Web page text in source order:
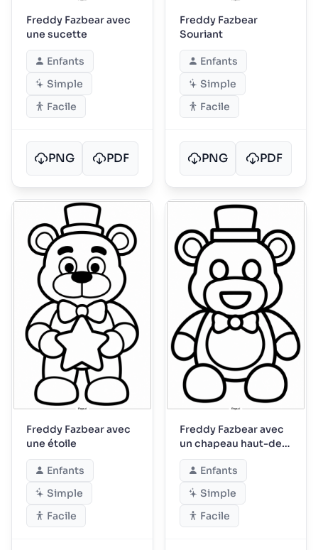
Freddy Fazbear avec
une sucette
Enfants
Simple
Facile
PNG PDF
Freddy Fazbear
Souriant
Enfants
Simple
Facile
PNG PDF
Freddy Fazbear avec
une étoile
Enfants
Simple
Facile
Freddy Fazbear avec
un chapeau haut-de-
forme
Enfants
Simple
Facile